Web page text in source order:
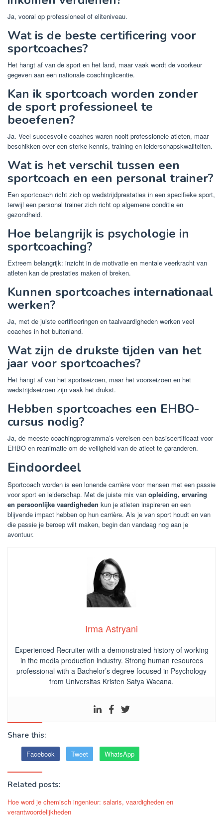
Ja, vooral op professioneel of eliteniveau.
Wat is de beste certificering voor
sportcoaches?
Het hangt af van de sport en het land, maar vaak wordt de voorkeur
gegeven aan een nationale coachinglicentie.
Kan ik sportcoach worden zonder
de sport professioneel te
beoefenen?
Ja. Veel succesvolle coaches waren nooit professionele atleten, maar
beschikken over een sterke kennis, training en leiderschapskwaliteiten.
Wat is het verschil tussen een
sportcoach en een personal trainer?
Een sportcoach richt zich op wedstrijdprestaties in een specifieke sport,
terwijl een personal trainer zich richt op algemene conditie en
gezondheid.
Hoe belangrijk is psychologie in
sportcoaching?
Extreem belangrijk: inzicht in de motivatie en mentale veerkracht van
atleten kan de prestaties maken of breken.
Kunnen sportcoaches internationaal
werken?
Ja, met de juiste certificeringen en taalvaardigheden werken veel
coaches in het buitenland.
Wat zijn de drukste tijden van het
jaar voor sportcoaches?
Het hangt af van het sportseizoen, maar het voorseizoen en het
wedstrijdseizoen zijn vaak het drukst.
Hebben sportcoaches een EHBO-
cursus nodig?
Ja, de meeste coachingprogramma’s vereisen een basiscertificaat voor
EHBO en reanimatie om de veiligheid van de atleet te garanderen.
Eindoordeel
Sportcoach worden is een lonende carrière voor mensen met een passie
voor sport en leiderschap. Met de juiste mix van opleiding, ervaring
en persoonlijke vaardigheden kun je atleten inspireren en een
blijvende impact hebben op hun carrière. Als je van sport houdt en van
die passie je beroep wilt maken, begin dan vandaag nog aan je
avontuur.
Irma Astryani
Experienced Recruiter with a demonstrated history of working
in the media production industry. Strong human resources
professional with a Bachelor’s degree focused in Psychology
from Universitas Kristen Satya Wacana.
Share this:
Facebook Tweet WhatsApp
Related posts:
Hoe word je chemisch ingenieur: salaris, vaardigheden en
verantwoordelijkheden